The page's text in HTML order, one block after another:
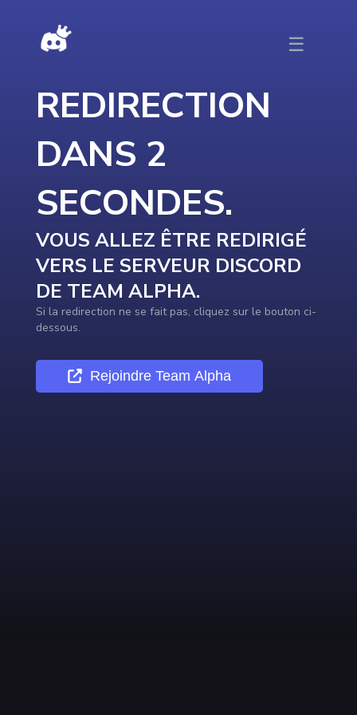
☰
REDIRECTION
DANS 2
SECONDES.
VOUS ALLEZ ÊTRE REDIRIGÉ
VERS LE SERVEUR DISCORD
DE TEAM ALPHA.
Si la redirection ne se fait pas, cliquez sur le bouton ci-
dessous.
Rejoindre Team Alpha